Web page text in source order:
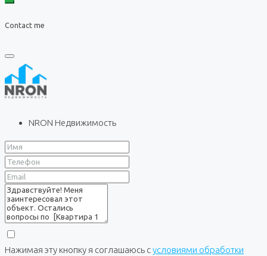
Contact me
NRON Недвижимость
Нажимая эту кнопку я соглашаюсь сусловиями обработки